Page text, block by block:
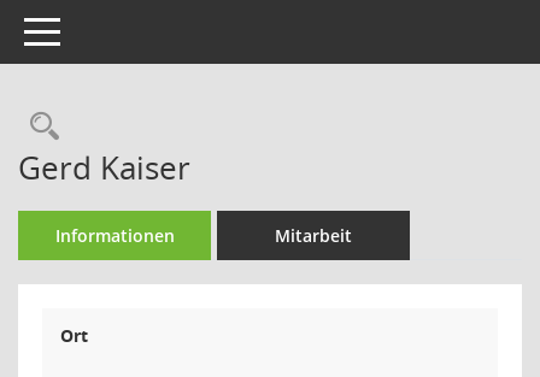
Toggle navigation
Rechercheauswahl
Gerd Kaiser
Informationen Mitarbeit
Ort